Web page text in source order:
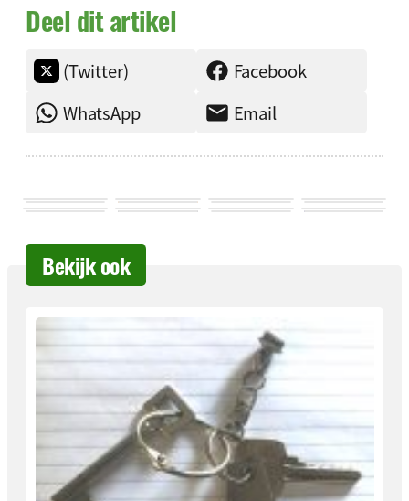
Deel dit artikel
(Twitter)
Facebook
WhatsApp
Email
Bekijk ook